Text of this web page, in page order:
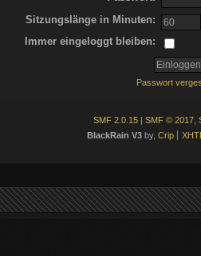
Sitzungslänge in Minuten:
Immer eingeloggt bleiben:
Passwort
SMF 2.0.15 | SMF © 2017
BlackRain V3 by, Crip